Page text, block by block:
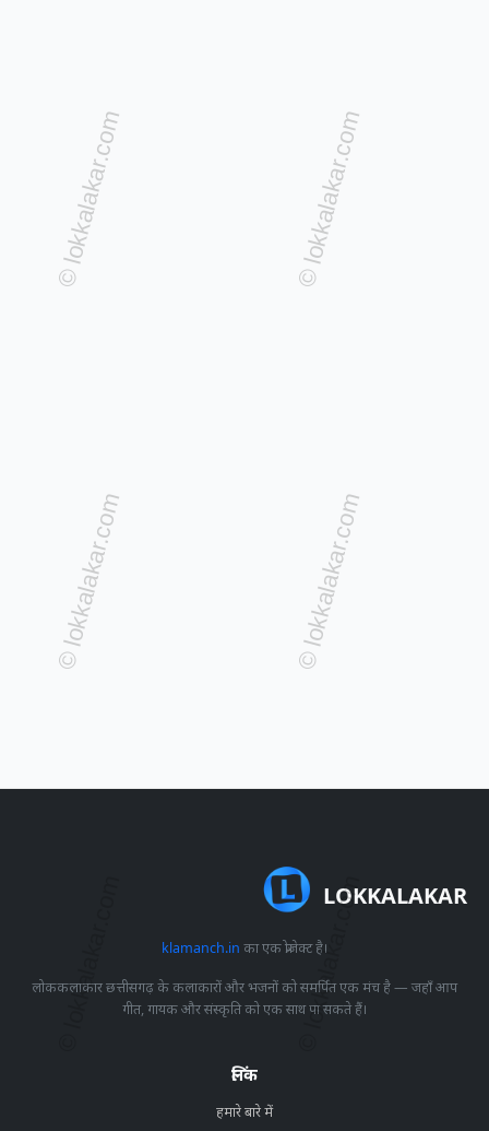
LOKKALAKAR
klamanch.in का एक प्रोजेक्ट है।
लोककलाकार छत्तीसगढ़ के कलाकारों और भजनों को समर्पित एक मंच है — जहाँ आप
गीत, गायक और संस्कृति को एक साथ पा सकते हैं।
लिंक
हमारे बारे में